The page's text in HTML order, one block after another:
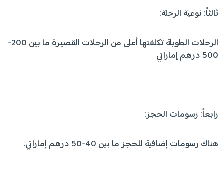
ثالثاً: نوعية الرحلة:
الرحلات الطويلة تكلفتها أعلى من الرحلات القصيرة ما بين 200-
500 درهم إماراتي
رابعاً: رسومات الحجز:
هناك رسومات إضافية للحجز ما بين 40-50 درهم إماراتي.